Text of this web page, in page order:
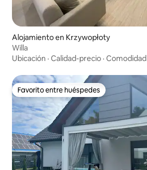
Alojamiento en Krzywopłoty
Willa
Ubicación · Calidad-precio · Comodidad
Favorito entre huéspedes
Favorito entre huéspedes